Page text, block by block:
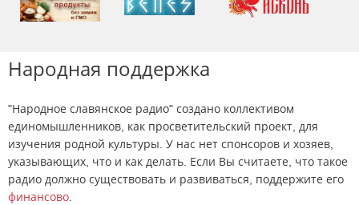
Народная поддержка
"Народное славянское радио" создано коллективом
единомышленников, как просветительский проект, для
изучения родной культуры. У нас нет спонсоров и хозяев,
указывающих, что и как делать. Если Вы считаете, что такое
радио должно существовать и развиваться, поддержите его
финансово